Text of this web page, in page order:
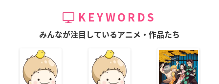
KEYWORDS
みんなが注目しているアニメ・作品たち